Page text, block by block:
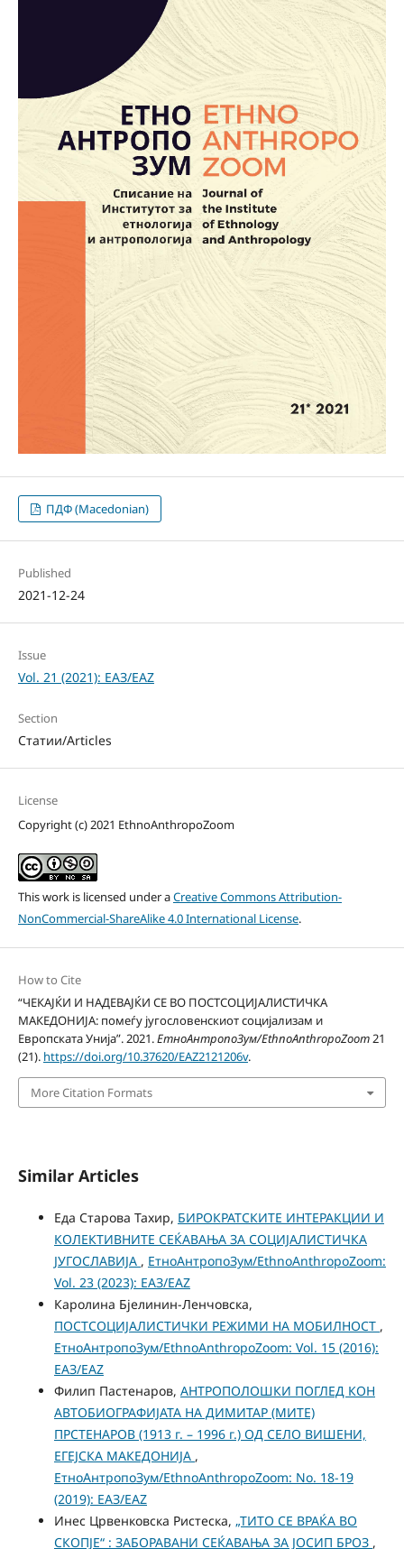
ПДФ (Macedonian)
Published
2021-12-24
Issue
Vol. 21 (2021): ЕАЗ/EAZ
Section
Статии/Articles
License
Copyright (c) 2021 EthnoAnthropoZoom
This work is licensed under aCreative Commons Attribution-
NonCommercial-ShareAlike 4.0 International License.
How to Cite
“ЧЕКАЈЌИ И НАДЕВАЈЌИ СЕ ВО ПОСТСОЦИЈАЛИСТИЧКА
МАКЕДОНИЈА: помеѓу југословенскиот социјализам и
Европската Унија”. 2021.ЕтноАнтропоЗум/EthnoAnthropoZoom21
(21). https://doi.org/10.37620/EAZ2121206v.
More Citation Formats
Similar Articles
Еда Старова Тахир, БИРОКРАТСКИТЕ ИНТЕРАКЦИИ И
КОЛЕКТИВНИТЕ СЕЌАВАЊА ЗА СОЦИЈАЛИСТИЧКА
ЈУГОСЛАВИЈА , ЕтноАнтропоЗум/EthnoAnthropoZoom:
Vol. 23 (2023): ЕАЗ/EAZ
Каролина Бјелинин-Ленчовска,
ПОСТСОЦИЈАЛИСТИЧКИ РЕЖИМИ НА МОБИЛНОСТ ,
ЕтноАнтропоЗум/EthnoAnthropoZoom: Vol. 15 (2016):
ЕАЗ/EAZ
Филип Пастенаров, АНТРОПОЛОШКИ ПОГЛЕД КОН
АВТОБИОГРАФИЈАТА НА ДИМИТАР (МИТЕ)
ПРСТЕНАРОВ (1913 г. – 1996 г.) ОД СЕЛО ВИШЕНИ,
ЕГЕЈСКА МАКЕДОНИЈА ,
ЕтноАнтропоЗум/EthnoAnthropoZoom: No. 18-19
(2019): ЕАЗ/EAZ
Инес Црвенковска Ристеска, „ТИТО СЕ ВРАЌА ВО
СКОПЈЕ“ : ЗАБОРАВАНИ СЕЌАВАЊА ЗА ЈОСИП БРОЗ ,